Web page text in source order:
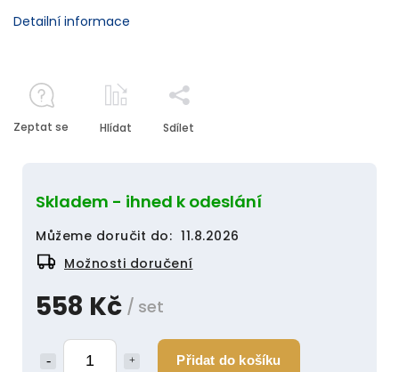
558 Kč / set
Přidat do košíku
Skladem - ihned k odeslání
Můžeme doručit do: 11.8.2026
Možnosti doručení
Detailní informace
Zeptat se Hlídat Sdílet